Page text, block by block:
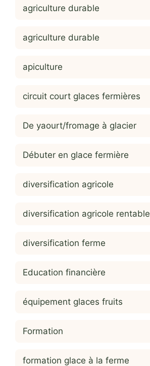
agriculture durable
agriculture durable
apiculture
circuit court glaces fermières
De yaourt/fromage à glacier
Débuter en glace fermière
diversification agricole
diversification agricole rentable
diversification ferme
Education financière
équipement glaces fruits
Formation
formation glace à la ferme